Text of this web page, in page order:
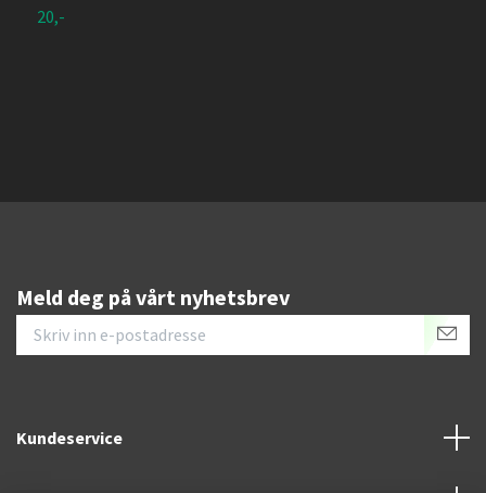
20,-
Meld deg på vårt nyhetsbrev
Kundeservice